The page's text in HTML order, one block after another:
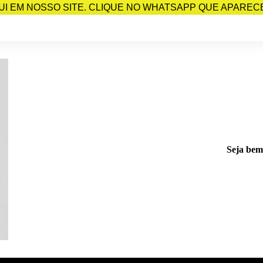
EM NOSSO SITE. CLIQUE NO WHATSAPP QUE
Seja